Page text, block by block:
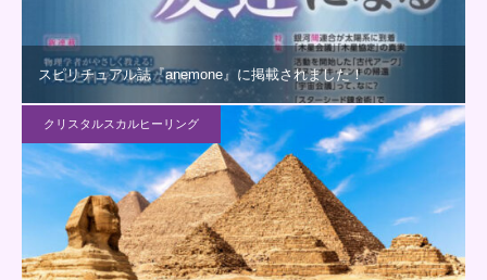
スピリチュアル誌『anemone』に掲載されました！
クリスタルスカルヒーリング